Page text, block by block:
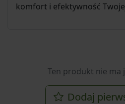
komfort i efektywność
Ten produkt nie ma
Dodaj